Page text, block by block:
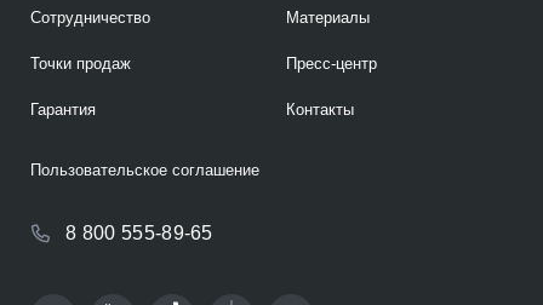
Сотрудничество
Точки продаж
Гарантия
Материалы
Пресс-центр
Контакты
8 800 555-89-65
Пользовательское соглашение